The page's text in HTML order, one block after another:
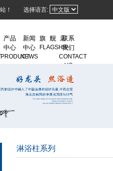
！ 选择语言:
产品
中心
PRODUCT
新闻
中心
NEWS
旗 舰 店
FLAGSHIP
联系
我们
CONTACT
US
淋浴柱系列